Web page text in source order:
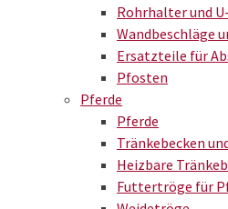
Rohrhalter und
Wandbeschläge
Ersatzteile für
Pfosten
Pferde
Pferde
Tränkebecken
Heizbare
Futtertröge für